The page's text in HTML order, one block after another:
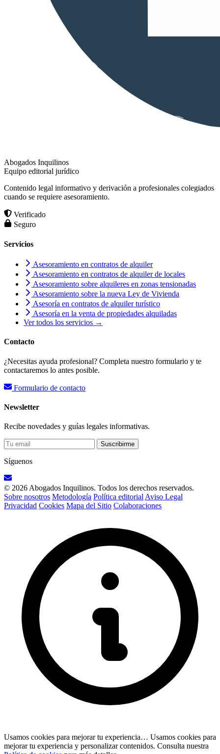
Abogados Inquilinos
Equipo editorial jurídico
Contenido legal informativo y derivación a profesionales colegiados
cuando se requiere asesoramiento.
Verificado
Seguro
Servicios
Asesoramiento en contratos de alquiler
Asesoramiento en contratos de alquiler de locales
Asesoramiento sobre alquileres en zonas tensionadas
Asesoramiento sobre la nueva Ley de Vivienda
Asesoría en contratos de alquiler turístico
Asesoría en la venta de propiedades alquiladas
Ver todos los servicios →
Contacto
¿Necesitas ayuda profesional? Completa nuestro formulario y te
contactaremos lo antes posible.
Formulario de contacto
Newsletter
Recibe novedades y guías legales informativas.
Suscribirme
Síguenos
© 2026 Abogados Inquilinos. Todos los derechos reservados.
Sobre nosotros Metodología Política editorial Aviso Legal
Privacidad Cookies Mapa del Sitio Colaboraciones
Usamos cookies para mejorar tu experiencia… Usamos cookies para
mejorar tu experiencia y personalizar contenidos. Consulta nuestra